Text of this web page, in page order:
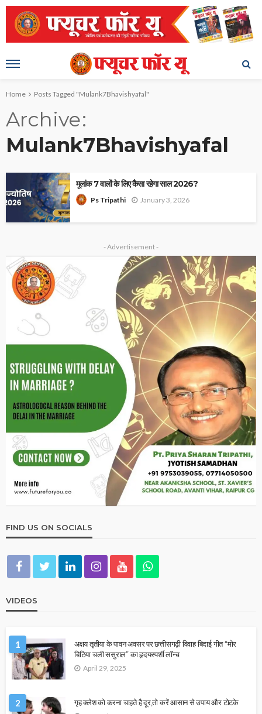
Home Posts Tagged "Mulank7Bhavishyafal"
Archive
Mulank7Bhavishyafal
मूलांक 7 वालों के लिए कैसा रहेगा साल 2026?
Ps Tripathi January 3, 2026
- Advertisement -
FIND US ON SOCIALS
VIDEOS
1
अक्षय तृतीया के पावन अवसर पर छत्तीसगढ़ी विवाह बिदाई गीत “मोर
बिटिया चली ससुराल” का हृदयस्पर्शी लॉन्च
April 29, 2025
2 गृह क्लेश को करना चाहते है दूर,तो करें आसान से उपाय और टोटके